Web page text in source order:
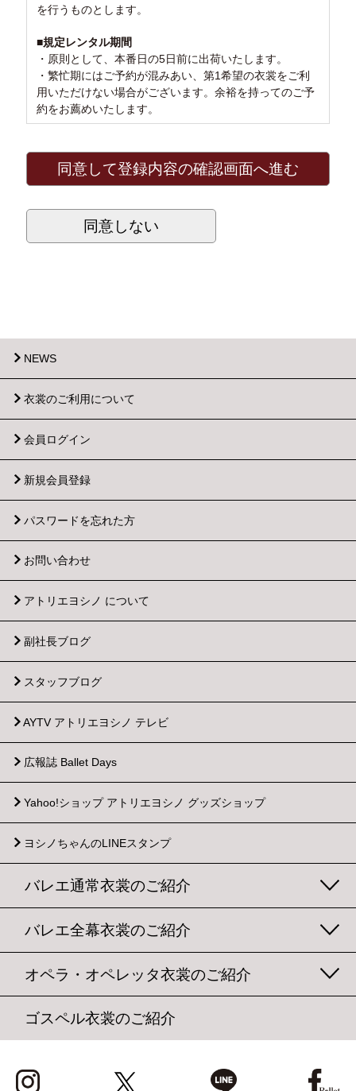
を行うものとします。
■規定レンタル期間
・原則として、本番日の5日前に出荷いたします。
・繁忙期にはご予約が混みあい、第1希望の衣裳をご利
用いただけない場合がございます。余裕を持ってのご予
約をお薦めいたします。
覧ください。記載されている金額は、衣裳使用本番日1
尚、オーダーレンタルなどご希望の場合は、レンタル料
金が変わります。ご注意ください。
（詳細は会員ページ内の「衣裳のご利用規約」をご覧く
約」をご覧ください。
30％
②本番約1週間前（5営業日前）～：規定レンタル料金
50％
③前日キャンセル：規定レンタル料金100％
※原則、営業日の営業時間中にお電話にてご連絡くださ
い。【営業時間：平日月～金 (10:00～17:30) 受注
となった場合でも、上記のキャンセル料は発生いたしま
す。また、雨天による順延の場合もキャンセル料が発生
する場合がございますので、詳細は担当プランナーにご
ださい。ただし、指定感染症法の対象となる感染症等に
おけるキャンセルにつきましては、規約に準じます。
す。（詳細は会員ページ内「衣裳のご利用規約」をご覧
ください。）
①1～69着：出荷送料お客様負担
②70～149着：出荷送料・送付先2箇所まで無料
③150着～：出荷送料・送付先3箇所まで無料
※返却時の送料は、ご利用の着数に関わらずお客様負担
※衣裳発送後の変更（サイズ変更含む）に伴う出荷送料
はお客様負担となります。
※お客様のご都合によりクロネコヤマト宅急便「宅急便
※沖縄県及び離島は航空便利用となり、使用衣裳数に関
わらず送料が発生いたします。詳しくはお問合せくださ
い。
■出荷
◇使用配達業者：佐川急便・ヤマト運輸・日本郵便
発送前：発送先（お教室・ご自宅・会場など）、到着日
時の確認をいたします。
はFAXにてお知らせいたします。
NEWS
衣裳のご利用について
会員ログイン
新規会員登録
パスワードを忘れた方
お問い合わせ
アトリエヨシノ について
副社長ブログ
スタッフブログ
AYTV アトリエヨシノ テレビ
広報誌 Ballet Days
Yahoo!ショップ アトリエヨシノ グッズショップ
ヨシノちゃんのLINEスタンプ
バレエ通常衣裳のご紹介
バレエ全幕衣裳のご紹介
オペラ・オペレッタ衣裳のご紹介
ゴスペル衣裳のご紹介